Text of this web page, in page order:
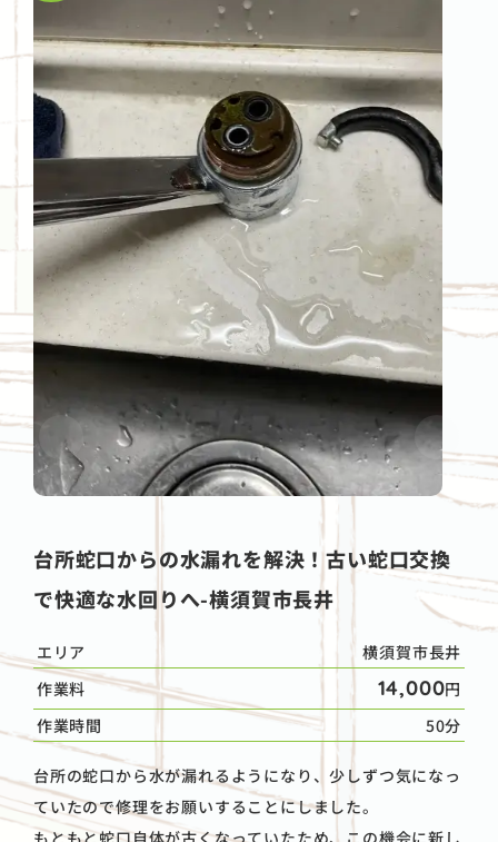
台所蛇口からの水漏れを解決！古い蛇口交換
で快適な水回りへ-横須賀市長井
エリア
横須賀市長井
作業料
14,000円
作業時間
50分
台所の蛇口から水が漏れるようになり、少しずつ気になっ
ていたので修理をお願いすることにしました。
もともと蛇口自体が古くなっていたため、この機会に新し